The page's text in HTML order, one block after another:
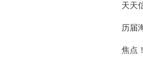
天天
历届
焦点